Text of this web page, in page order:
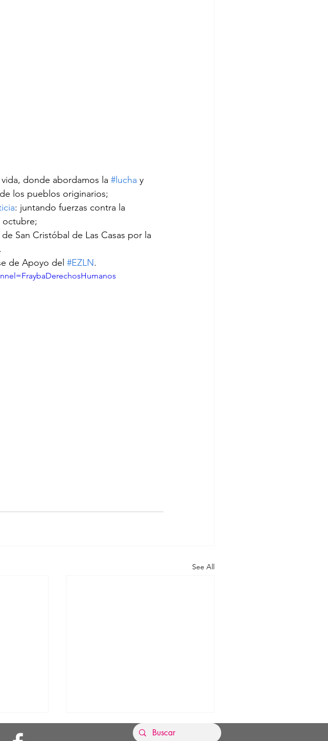
donde abordamos la #lucha y
los pueblos originarios;
: juntando fuerzas contra la
octubre;
San Cristóbal de Las Casas por la
de Apoyo del #EZLN.
See All